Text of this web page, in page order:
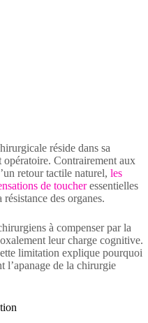
réside dans sa
Contrairement aux
retour tactile naturel, les
de toucheressentielles
des organes.
à compenser par la
leur charge cognitive.
limitation explique pourquoi
l’apanage de la chirurgie